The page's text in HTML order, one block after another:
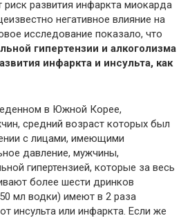
риск развития инфаркта миокарда
негативное влияние на
исследование показало, что
гипертензии и алкоголизма
инфаркта и инсульта, как
в Южной Корее,
средний возраст которых был
с лицами, имеющими
давление, мужчины,
гипертензией, которые за весь
более шести дринков
мл водки) имеют в 2 раза
инсульта или инфаркта. Если же